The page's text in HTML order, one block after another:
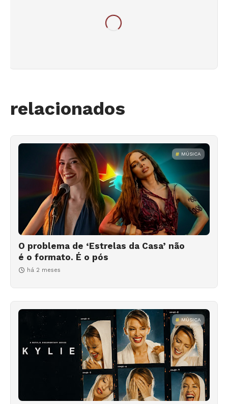
relacionados
MÚSICA
O problema de ‘Estrelas da Casa’ não
é o formato. É o pós
há 2 meses
MÚSICA